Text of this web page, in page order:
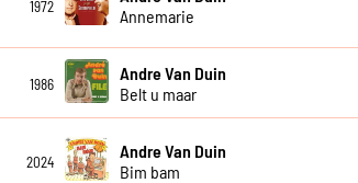
1972
Annemarie
1986
Andre Van Duin
Belt u maar
2024
Andre Van Duin
Bim bam